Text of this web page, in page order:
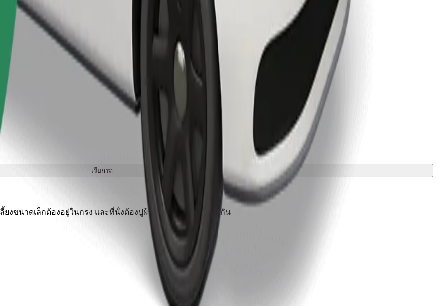
เรียกรถ
งขนาดเล็กต้องอยู่ในกรง และที่นั่งต้องปูผ้าห่มหรือแผ่นรองป้องกัน